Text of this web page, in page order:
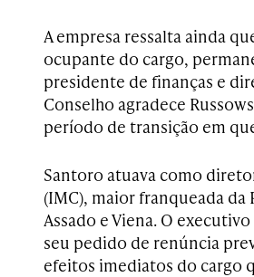
A empresa ressalta ainda
ocupante do cargo,
presidente de finanças e
Conselho agradece
período de transição em
Santoro atuava como
(IMC), maior franqueada da
Assado e Viena. O
seu pedido de renúncia
efeitos imediatos do cargo